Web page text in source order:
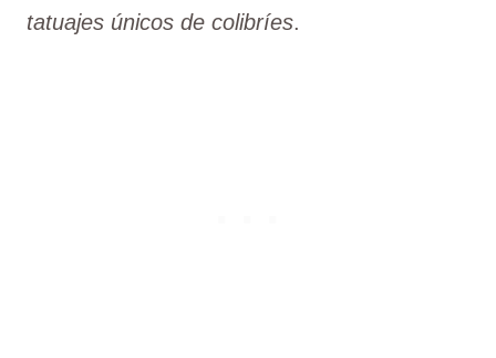
tatuajes únicos de colibríes.